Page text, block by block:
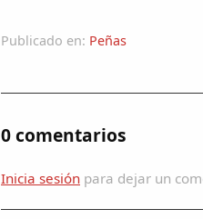
Publicado en: Peñas
0 comentarios
Inicia sesión para dejar un